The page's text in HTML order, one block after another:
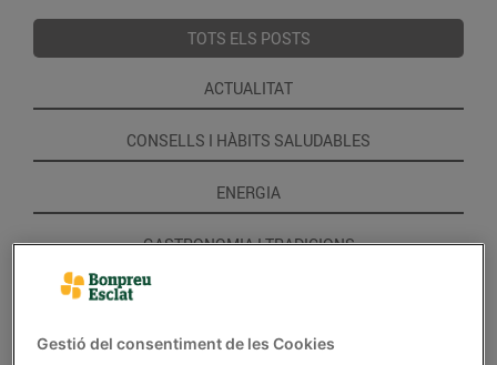
TOTS ELS POSTS
ACTUALITAT
CONSELLS I HÀBITS SALUDABLES
ENERGIA
GASTRONOMIA I TRADICIONS
Gestió del consentiment de les Cookies